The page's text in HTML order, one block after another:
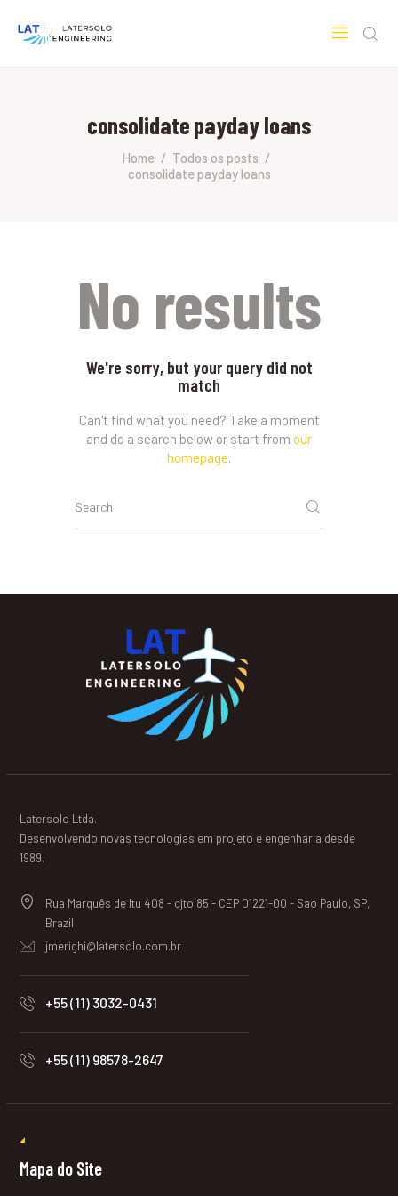
consolidate payday loans
Home
Todos os posts
consolidate payday loans
HOME
SOBRE A LATERSOLO
ENGINEERING
No results
We're sorry, but your query did not
match
Can't find what you need? Take a moment
and do a search below or start from our
homepage.
Latersolo Ltda.
Desenvolvendo novas tecnologias em projeto e engenharia desde
1989.
Rua Marquês de Itu 408 - cjto 85 - CEP 01221-00 - Sao Paulo, SP,
Brazil
jmerighi@latersolo.com.br
+55 (11) 3032-0431
+55 (11) 98578-2647
Mapa do Site